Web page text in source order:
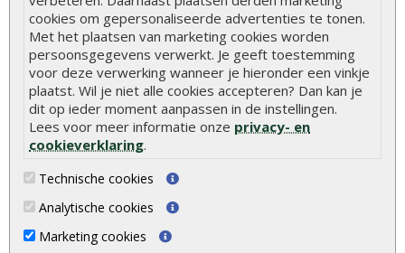
cookies om gepersonaliseerde advertenties te tonen.
Met het plaatsen van marketing cookies worden
persoonsgegevens verwerkt. Je geeft toestemming
voor deze verwerking wanneer je hieronder een vinkje
plaatst. Wil je niet alle cookies accepteren? Dan kan je
dit op ieder moment aanpassen in de instellingen.
Lees voor meer informatie onze privacy- en
cookieverklaring.
Technische cookies
Analytische cookies
Marketing cookies
een st..
€ 13,75
een u..
€ 11,95 € 13,95
Tuinhek recht
geïmpregneerd 80 x 180
cm